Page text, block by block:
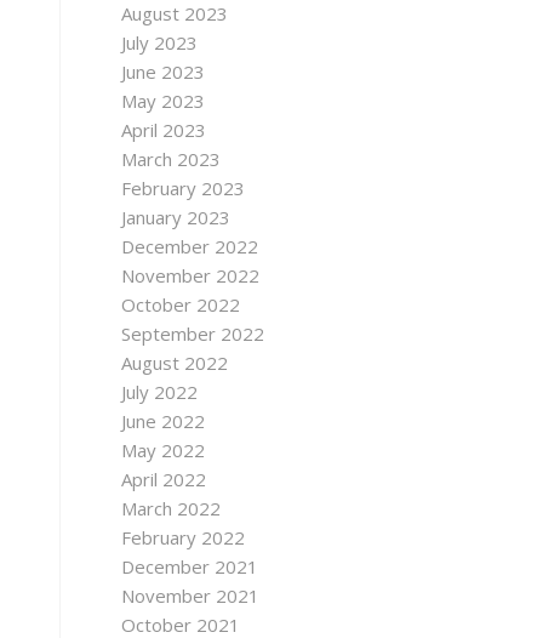
August 2023
July 2023
June 2023
May 2023
April 2023
March 2023
February 2023
January 2023
December 2022
November 2022
October 2022
September 2022
August 2022
July 2022
June 2022
May 2022
April 2022
March 2022
February 2022
December 2021
November 2021
October 2021